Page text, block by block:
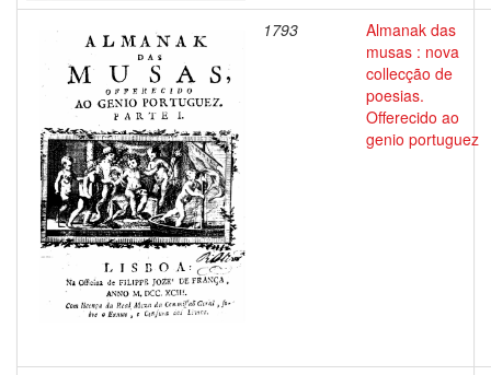
1793
Almanak das
musas : nova
collecção de
poesias.
Offerecido ao
genio portuguez